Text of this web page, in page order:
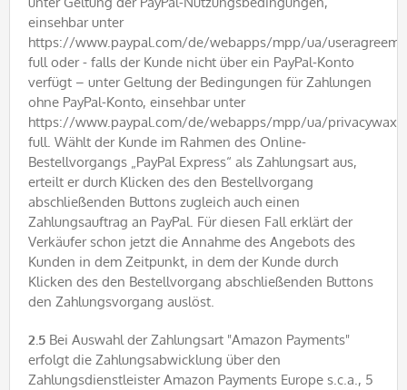
einsehbar unter
https://www.paypal.com/de/webapps/mpp/ua/
full oder - falls der Kunde nicht über ein PayPal-Konto
verfügt – unter Geltung der Bedingungen für Zahlungen
ohne PayPal-Konto, einsehbar unter
https://www.paypal.com/de/webapps/mpp/ua/privacywax-
full. Wählt der Kunde im Rahmen des Online-
Bestellvorgangs „PayPal Express“ als Zahlungsart aus,
erteilt er durch Klicken des den Bestellvorgang
abschließenden Buttons zugleich auch einen
Zahlungsauftrag an PayPal. Für diesen Fall erklärt der
Verkäufer schon jetzt die Annahme des Angebots des
Kunden in dem Zeitpunkt, in dem der Kunde durch
Klicken des den Bestellvorgang abschließenden Buttons
den Zahlungsvorgang auslöst.
2.5 Bei Auswahl der Zahlungsart "Amazon Payments"
erfolgt die Zahlungsabwicklung über den
Zahlungsdienstleister Amazon Payments Europe s.c.a., 5